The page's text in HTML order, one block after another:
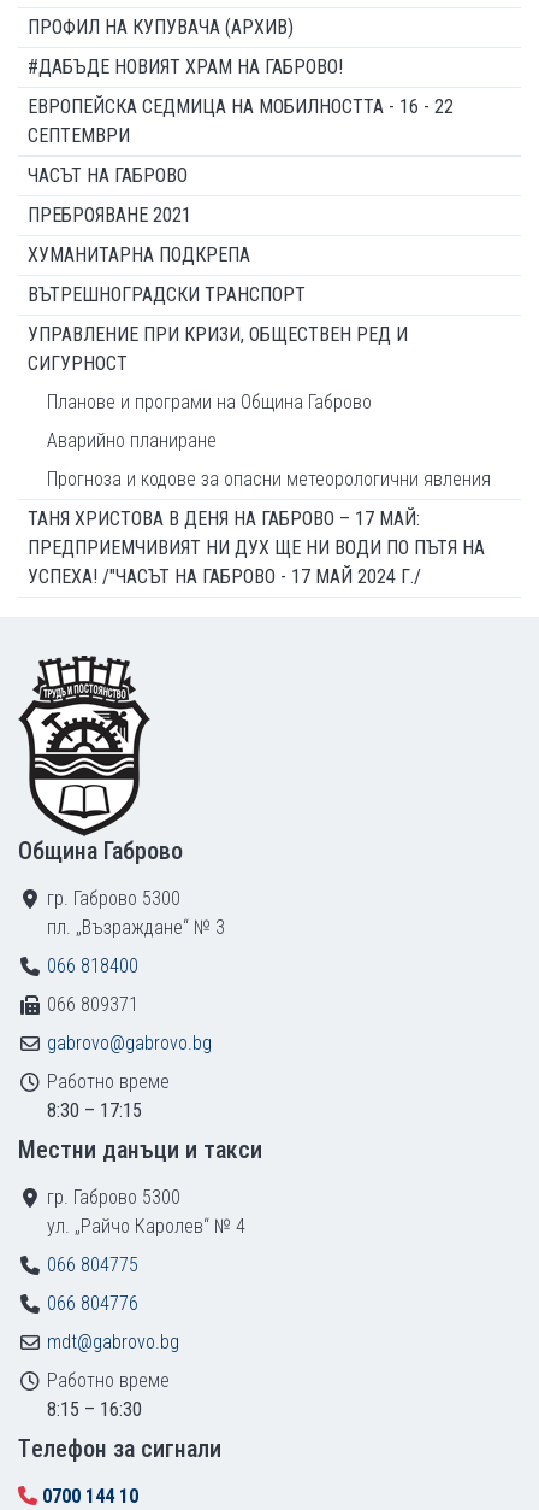
ПРОФИЛ НА КУПУВАЧА (АРХИВ)
#ДАБЪДЕ НОВИЯТ ХРАМ НА ГАБРОВО!
ЕВРОПЕЙСКА СЕДМИЦА НА МОБИЛНОСТТА - 16 - 22
СЕПТЕМВРИ
ЧАСЪТ НА ГАБРОВО
ПРЕБРОЯВАНЕ 2021
ХУМАНИТАРНА ПОДКРЕПА
ВЪТРЕШНОГРАДСКИ ТРАНСПОРТ
УПРАВЛЕНИЕ ПРИ КРИЗИ, ОБЩЕСТВЕН РЕД И
СИГУРНОСТ
Планове и програми на Община Габрово
Аварийно планиране
Прогноза и кодове за опасни метеорологични явления
ТАНЯ ХРИСТОВА В ДЕНЯ НА ГАБРОВО – 17 МАЙ:
ПРЕДПРИЕМЧИВИЯТ НИ ДУХ ЩЕ НИ ВОДИ ПО ПЪТЯ НА
УСПЕХА! /"ЧАСЪТ НА ГАБРОВО - 17 МАЙ 2024 Г./
Footer
Община Габрово
гр. Габрово 5300
пл. „Възраждане“ № 3
066 818400
066 809371
gabrovo@gabrovo.bg
Работно време
8:30 – 17:15
Местни данъци и такси
гр. Габрово 5300
ул. „Райчо Каролев“ № 4
066 804775
066 804776
mdt@gabrovo.bg
Работно време
8:15 – 16:30
Tелефон за сигнали
0700 144 10